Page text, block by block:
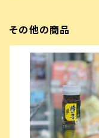
その他の商品